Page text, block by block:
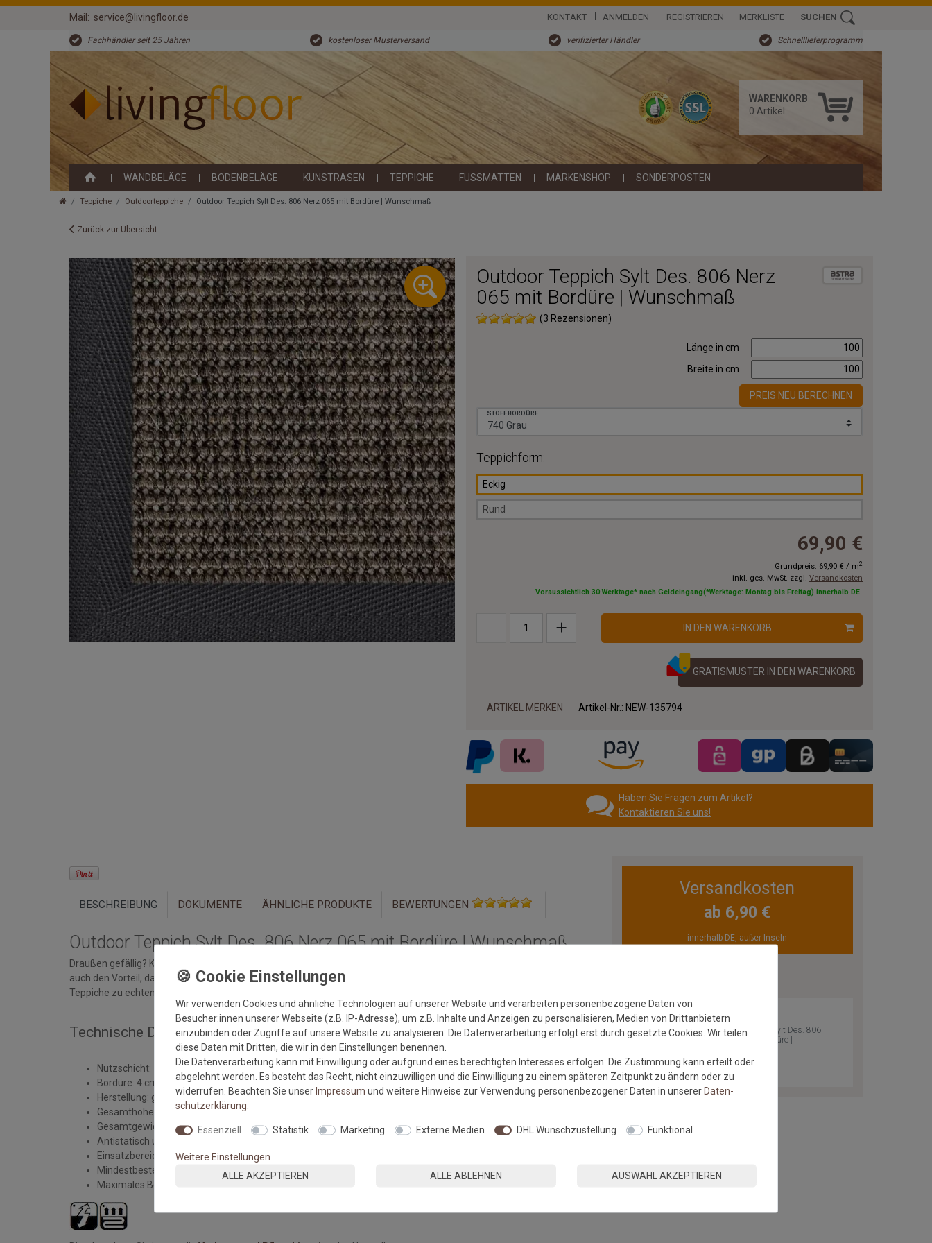
Mail: service@livingfloor.de KONTAKT ANMELDEN REGISTRIEREN MERKLISTE SUCHEN
Fachhändler seit 25 Jahren kostenloser Musterversand verifizierter Händler Schnelllieferprogramm
WARENKORB
0 Artikel
WANDBELÄGE BODENBELÄGE KUNSTRASEN TEPPICHE FUSSMATTEN MARKENSHOP SONDERPOSTEN
Teppiche Outdoorteppiche Outdoor Teppich Sylt Des. 806 Nerz 065 mit Bordüre | Wunschmaß
Zurück zur Übersicht
Outdoor Teppich Sylt Des. 806 Nerz
065 mit Bordüre | Wunschmaß
(3 Rezensionen)
Länge in cm
Breite in cm
PREIS NEU BERECHNEN
STOFFBORDÜRE
Teppichform:
Eckig
Rund
69,90 €
Grundpreis: 69,90 € / m2
inkl. ges. MwSt. zzgl. Versandkosten
Voraussichtlich 30 Werktage* nach Geldeingang(*Werktage: Montag bis Freitag) innerhalb DE
IN DEN WARENKORB
GRATISMUSTER IN DEN WARENKORB
ARTIKEL MERKEN Artikel-Nr.: NEW-135794
Haben Sie Fragen zum Artikel?
Kontaktieren Sie uns!
BESCHREIBUNG DOKUMENTE ÄHNLICHE PRODUKTE BEWERTUNGEN
Outdoor Teppich Sylt Des. 806 Nerz 065 mit Bordüre | Wunschmaß
Draußen gefällig? Kein Problem. Die Qualität Sylt bietet neben der natürlichen Optik mit unterschiedlichen Bindungen
auch den Vorteil, dass Sie im Innen- und Außenbereich eingesetzt werden kann. Mit der passenden Bordüre werden die
Teppiche zu echten Multitalenten.
Technische Daten des Outdoorteppichs Sylt:
Nutzschicht: 100% Polypropylen
Bordüre: 4 cm breit, Material PP
Herstellung: gewebt
Gesamthöhe: ca. 6 mm
Gesamtgewicht: ca. 1.640 gr./m²
Antistatisch und Fußbodenheizung geeignet
Einsatzbereich: Innen und Außenbereich
Mindestbestellmaß: 50x50 cm
Maximales Bestellmaß: 1000x390 cm
Versandkosten
ab 6,90 €
innerhalb DE, außer Inseln
Outdoor Teppich Sylt Des. 806
Nerz 065 mit Bordüre |
Wir verwenden Cookies und ähnliche Technologien auf unserer Website und verarbeiten personenbezogene Daten von
Besucher:innen unserer Webseite (z.B. IP-Adresse), um z.B. Inhalte und Anzeigen zu personalisieren, Medien von Drittanbietern
einzubinden oder Zugriffe auf unsere Website zu analysieren. Die Datenverarbeitung erfolgt erst durch gesetzte Cookies. Wir teilen
diese Daten mit Dritten, die wir in den Einstellungen benennen.
Die Datenverarbeitung kann mit Einwilligung oder aufgrund eines berechtigten Interesses erfolgen. Die Zustimmung kann erteilt oder
abgelehnt werden. Es besteht das Recht, nicht einzuwilligen und die Einwilligung zu einem späteren Zeitpunkt zu ändern oder zu
widerrufen. Beachten Sie unserImpressum und weitere Hinweise zur Verwendung personenbezogener Daten in unsererDaten­
schutz­erklärung
Essenziell Statistik Marketing Externe Medien DHL Wunschzustellung Funktional
Weitere Einstellungen
ALLE AKZEPTIEREN
ALLE ABLEHNEN AUSWAHL AKZEPTIEREN